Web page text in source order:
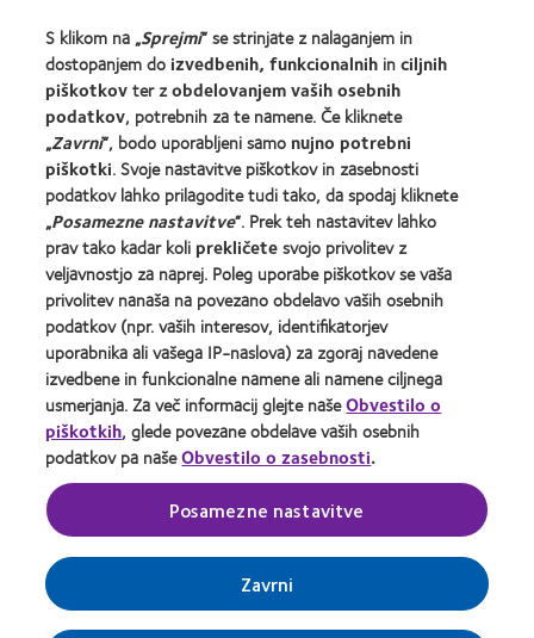
Nov uporabnik
Izkušen uporabnik
O družbi CooperVision
Zaposlitev pri družbi CooperVision
Središče za novice
Stik z nami
Legal
Pogoji zagotavljanja storitev
Pravilnik o piškotkih
Pravilnik o varovanju zasebnosti
Domača stran za specialiste za oči
Upravljanje prednostnih nastavitev privolitve
S klikom na „Sprejmi“ se strinjate z nalaganjem in
dostopanjem do izvedbenih, funkcionalnih inciljnih
piškotkovter zobdelovanjem vaših osebnih
podatkov, potrebnih za te namene. Če kliknete
„Zavrni“, bodo uporabljeni samo nujno potrebni
piškotki. Svoje nastavitve piškotkov in zasebnosti
podatkov lahko prilagodite tudi tako, da spodaj kliknete
„Posamezne nastavitve“. Prek teh nastavitev lahko
prav tako kadar koli prekličetesvojo privolitev z
veljavnostjo za naprej. Poleg uporabe piškotkov se vaša
privolitev nanaša na povezano obdelavo vaših osebnih
podatkov (npr. vaših interesov, identifikatorjev
uporabnika ali vašega IP-naslova) za zgoraj navedene
izvedbene in funkcionalne namene ali namene ciljnega
usmerjanja. Za več informacij glejte našeObvestilo o
piškotkih, glede povezane obdelave vaših osebnih
podatkov pa našeObvestilo o zasebnosti.
Posamezne nastavitve
Zavrni